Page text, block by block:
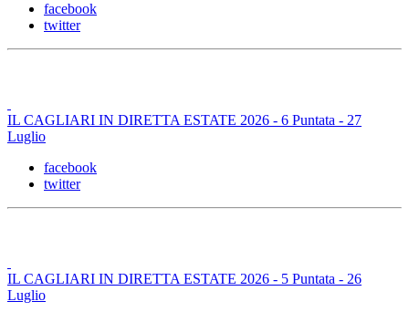
facebook
twitter
IL CAGLIARI IN DIRETTA ESTATE 2026 - 6 Puntata - 27
Luglio
facebook
twitter
IL CAGLIARI IN DIRETTA ESTATE 2026 - 5 Puntata - 26
Luglio